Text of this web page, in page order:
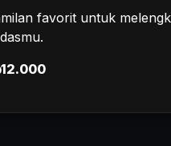
favorit untuk